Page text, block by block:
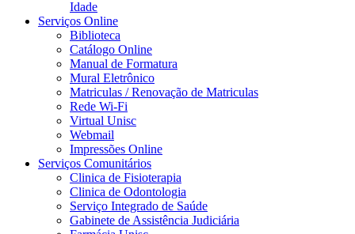
Idade
Serviços Online
Biblioteca
Catálogo Online
Manual de Formatura
Mural Eletrônico
Matriculas / Renovação de Matriculas
Rede Wi-Fi
Virtual Unisc
Webmail
Impressões Online
Serviços Comunitários
Clinica de Fisioterapia
Clinica de Odontologia
Serviço Integrado de Saúde
Gabinete de Assistência Judiciária